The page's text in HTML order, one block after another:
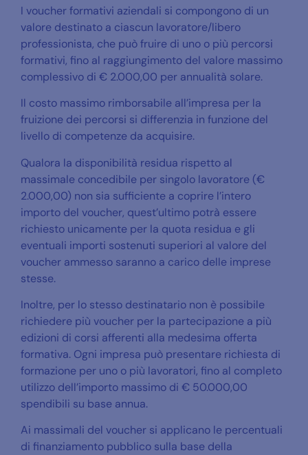
I voucher formativi aziendali si compongono di un
valore destinato a ciascun lavoratore/libero
professionista, che può fruire di uno o più percorsi
formativi, fino al raggiungimento del valore massimo
complessivo di € 2.000,00 per annualità solare.
Il costo massimo rimborsabile all’impresa per la
fruizione dei percorsi si differenzia in funzione del
livello di competenze da acquisire.
Qualora la disponibilità residua rispetto al
massimale concedibile per singolo lavoratore (€
2.000,00) non sia sufficiente a coprire l’intero
importo del voucher, quest’ultimo potrà essere
richiesto unicamente per la quota residua e gli
eventuali importi sostenuti superiori al valore del
voucher ammesso saranno a carico delle imprese
stesse.
Inoltre, per lo stesso destinatario non è possibile
richiedere più voucher per la partecipazione a più
edizioni di corsi afferenti alla medesima offerta
formativa. Ogni impresa può presentare richiesta di
formazione per uno o più lavoratori, fino al completo
utilizzo dell’importo massimo di € 50.000,00
spendibili su base annua.
Ai massimali del voucher si applicano le percentuali
di finanziamento pubblico sulla base della